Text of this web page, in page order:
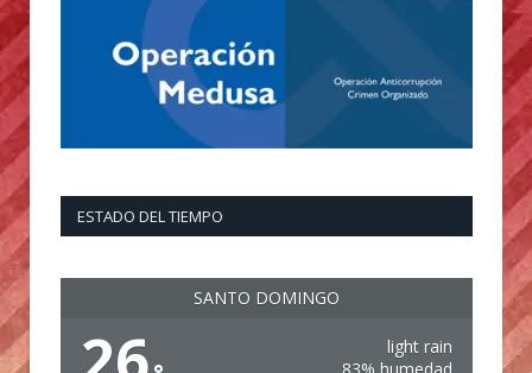
ESTADO DEL TIEMPO
SANTO DOMINGO
light rain